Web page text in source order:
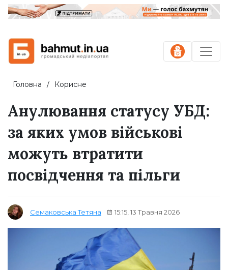
Головна Корисне
Анулювання статусу УБД:
за яких умов військові
можуть втратити
посвідчення та пільги
Семаковська Тетяна 15:15, 13 Травня 2026